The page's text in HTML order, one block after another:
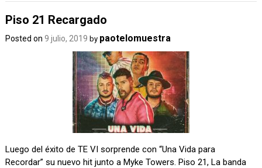
Piso 21 Recargado
Posted on9 julio, 2019 by paotelomuestra
Luego del éxito de TE VI sorprende con “Una Vida para
Recordar” su nuevo hit junto a Myke Towers. Piso 21, La banda